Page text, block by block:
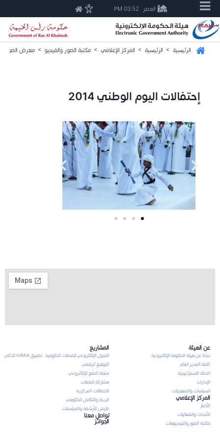
العصر 03:52 PM
الرئيسية > الرئيسية > المركز الإعلامي > مكتبة الصور والفيديو > معرض الصور
إحتفالات اليوم الوطني 2014
عن الهيئة
نبذة عن هيئة الحكومة الإلكترونية
كلمة المدير العام
الخطة الاستراتيجية
الإدارات
السياسات والمنهجيات
المركز الإعلامي
الأخبار
الأحداث والفعاليات
مكتبة الصور والفيديوهات
المشاريع
التحول الإلكتروني للخدمات الحكومية تطبيق mRAK الذكي
التوقيع الرقمي
منصة الدفع الإلكتروني
مشاركة الملفات
الاتصالات المركزية
الربط والتكامل الحكومي
طرش للأرشفة والمراسلات
تواصل معنا
الجوائز